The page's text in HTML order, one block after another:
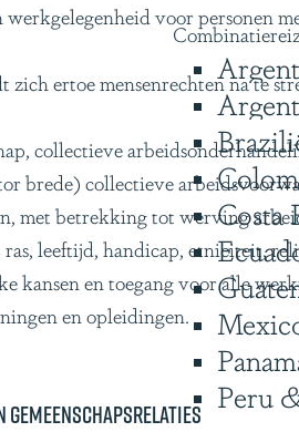
Costa
Peru
voor personen
zich ertoe mensenrechten na te
collectieve
brede) collectieve
met betrekking tot werving
leeftijd, handicap, etniciteit,
kansen en toegang voor alle
en opleidingen.
gemeenschapsrelaties